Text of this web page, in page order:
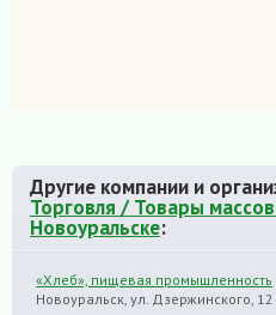
Другие компании и
Торговля / Товары
Новоуральске:
«Хлеб», пищевая промышленность
Новоуральск, ул. Дзержинского, 12